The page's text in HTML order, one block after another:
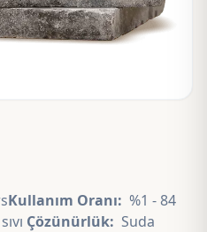
Kullanım Oranı: %1 - 84
Çözünürlük: Suda